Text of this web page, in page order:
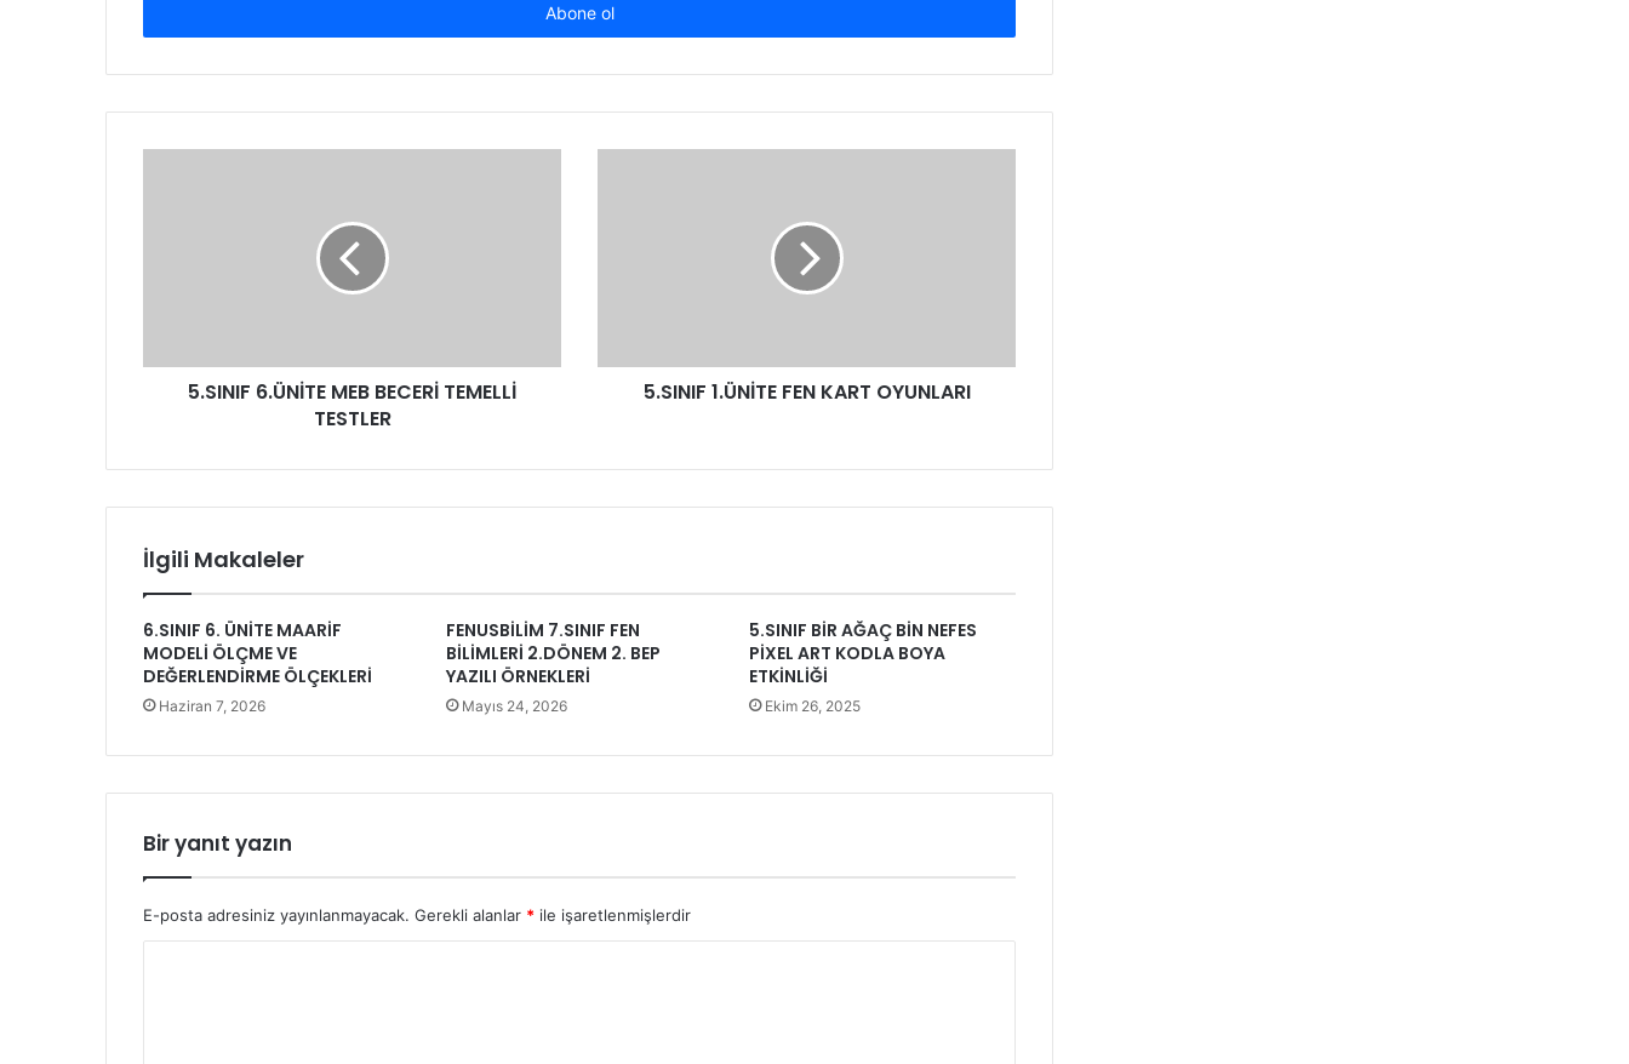
5.SINIF 6.ÜNİTE MEB BECERİ TEMELLİ
TESTLER
5.SINIF 1.ÜNİTE FEN KART OYUNLARI
İlgili Makaleler
6.SINIF 6. ÜNİTE MAARİF
MODELİ ÖLÇME VE
DEĞERLENDİRME ÖLÇEKLERİ
Haziran 7, 2026
FENUSBİLİM 7.SINIF FEN
BİLİMLERİ 2.DÖNEM 2. BEP
YAZILI ÖRNEKLERİ
Mayıs 24, 2026
5.SINIF BİR AĞAÇ BİN NEFES
PİXEL ART KODLA BOYA
ETKİNLİĞİ
Ekim 26, 2025
Bir yanıt yazın
E-posta adresiniz yayınlanmayacak. Gerekli alanlar * ile işaretlenmişlerdir